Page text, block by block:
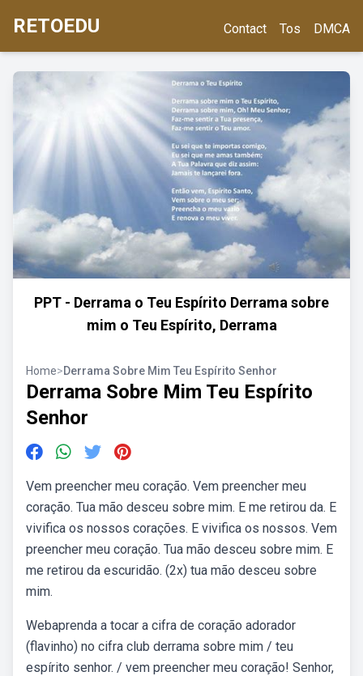
RETOEDU Contact Tos DMCA
PPT - Derrama o Teu Espírito Derrama sobre
mim o Teu Espírito, Derrama
Home>Derrama Sobre Mim Teu Espírito Senhor
Derrama Sobre Mim Teu Espírito
Senhor
Vem preencher meu coração. Vem preencher meu
coração. Tua mão desceu sobre mim. E me retirou da. E
vivifica os nossos corações. E vivifica os nossos. Vem
preencher meu coração. Tua mão desceu sobre mim. E
me retirou da escuridão. (2x) tua mão desceu sobre
mim.
Webaprenda a tocar a cifra de coração adorador
(flavinho) no cifra club derrama sobre mim / teu
espírito senhor. / vem preencher meu coração! Senhor,